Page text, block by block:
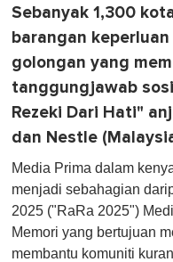
Sebanyak 1,300
barangan
golongan yang
tanggungjawab
Rezeki Dari Hati"
dan Nestle
Media Prima dalam
menjadi sebahagian
2025 ("RaRa 2025")
Memori yang bertujuan
membantu komuniti